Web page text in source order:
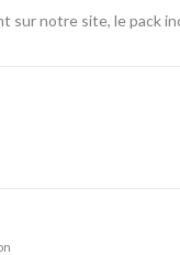
sur notre site, le pack